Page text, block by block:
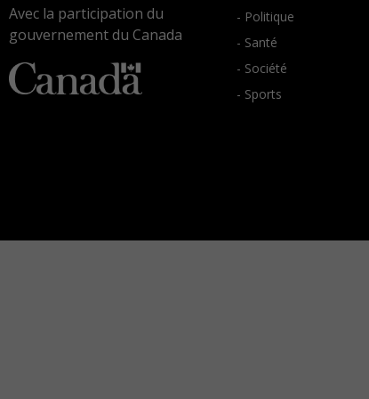
Avec la participation du
gouvernement du Canada
- Politique
- Santé
- Société
- Sports